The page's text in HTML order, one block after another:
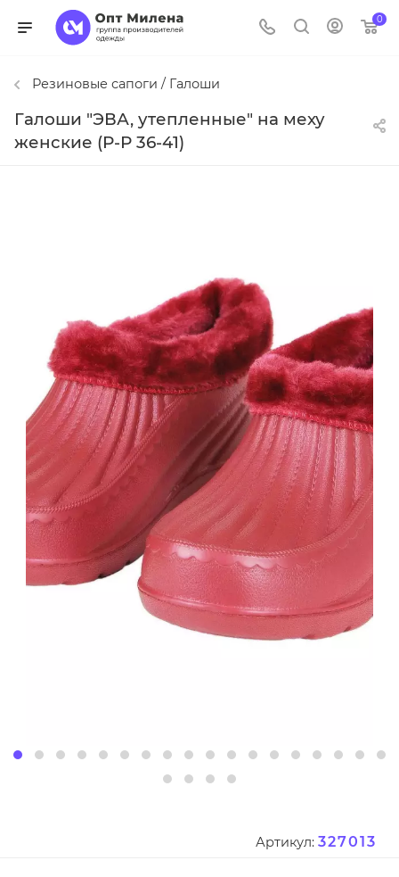
0
Резиновые сапоги / Галоши
Галоши "ЭВА, утепленные" на меху
женские (Р-Р 36-41)
Артикул: 327013